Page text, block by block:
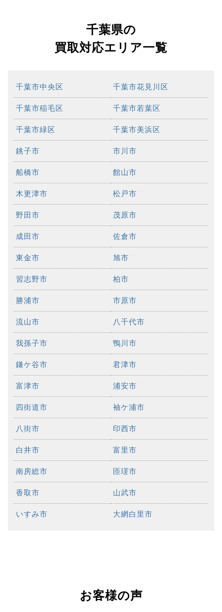
千葉県の
買取対応エリア一覧
千葉市中央区 千葉市花見川区
千葉市稲毛区 千葉市若葉区
千葉市緑区 千葉市美浜区
銚子市 市川市
船橋市 館山市
木更津市 松戸市
野田市 茂原市
成田市 佐倉市
東金市 旭市
習志野市 柏市
勝浦市 市原市
流山市 八千代市
我孫子市 鴨川市
鎌ケ谷市 君津市
富津市 浦安市
四街道市 袖ケ浦市
八街市 印西市
白井市 富里市
南房総市 匝瑳市
香取市 山武市
いすみ市 大網白里市
お客様の声